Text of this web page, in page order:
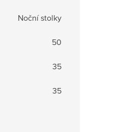
Noční stolky
50
35
35